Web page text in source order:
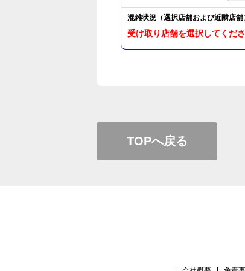
混雑状況（選択店舗および近隣店舗
受け取り店舗を選択してくだ
TOPへ戻る